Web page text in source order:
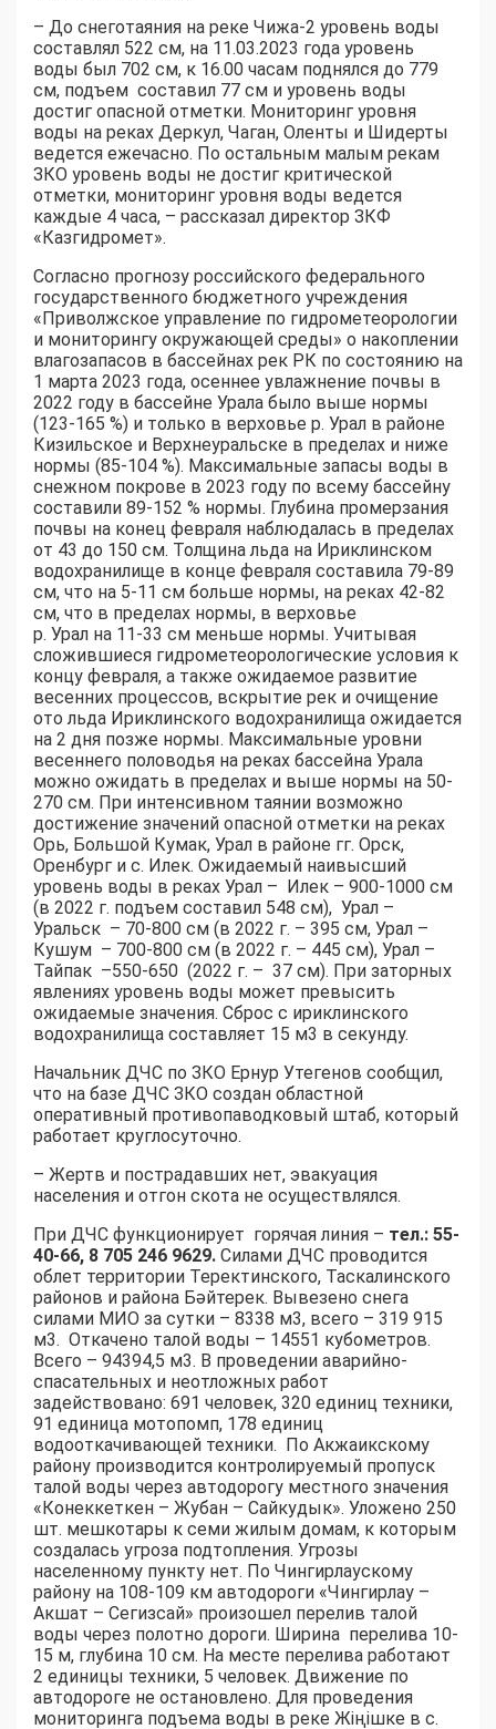
– До снеготаяния на реке Чижа-2 уровень воды
составлял 522 см, на 11.03.2023 года уровень
воды был 702 см, к 16.00 часам поднялся до 779
см, подъем составил 77 см и уровень воды
достиг опасной отметки. Мониторинг уровня
воды на реках Деркул, Чаган, Оленты и Шидерты
ведется ежечасно. По остальным малым рекам
ЗКО уровень воды не достиг критической
отметки, мониторинг уровня воды ведется
каждые 4 часа, – рассказал директор ЗКФ
«Казгидромет».
Согласно прогнозу российского федерального
государственного бюджетного учреждения
«Приволжское управление по гидрометеорологии
и мониторингу окружающей среды» о накоплении
влагозапасов в бассейнах рек РК по состоянию на
1 марта 2023 года, осеннее увлажнение почвы в
2022 году в бассейне Урала было выше нормы
(123-165 %) и только в верховье р. Урал в районе
Кизильское и Верхнеуральске в пределах и ниже
нормы (85-104 %). Максимальные запасы воды в
снежном покрове в 2023 году по всему бассейну
составили 89-152 % нормы. Глубина промерзания
почвы на конец февраля наблюдалась в пределах
от 43 до 150 см. Толщина льда на Ириклинском
водохранилище в конце февраля составила 79-89
см, что на 5-11 см больше нормы, на реках 42-82
см, что в пределах нормы, в верховье
р. Урал на 11-33 см меньше нормы. Учитывая
сложившиеся гидрометеорологические условия к
концу февраля, а также ожидаемое развитие
весенних процессов, вскрытие рек и очищение
ото льда Ириклинского водохранилища ожидается
на 2 дня позже нормы. Максимальные уровни
весеннего половодья на реках бассейна Урала
можно ожидать в пределах и выше нормы на 50-
270 см. При интенсивном таянии возможно
достижение значений опасной отметки на реках
Орь, Большой Кумак, Урал в районе гг. Орск,
Оренбург и с. Илек. Ожидаемый наивысший
уровень воды в реках Урал – Илек – 900-1000 см
(в 2022 г. подъем составил 548 см), Урал –
Уральск – 70-800 см (в 2022 г. – 395 см, Урал –
Кушум – 700-800 см (в 2022 г. – 445 см), Урал –
Тайпак –550-650 (2022 г. – 37 см). При заторных
явлениях уровень воды может превысить
ожидаемые значения. Сброс с ириклинского
водохранилища составляет 15 м3 в секунду.
Начальник ДЧС по ЗКО Ернур Утегенов сообщил,
что на базе ДЧС ЗКО создан областной
оперативный противопаводковый штаб, который
работает круглосуточно.
– Жертв и пострадавших нет, эвакуация
населения и отгон скота не осуществлялся.
При ДЧС функционирует горячая линия – тел.: 55-
40-66, 8 705 246 9629. Силами ДЧС проводится
облет территории Теректинского, Таскалинского
районов и района Бәйтерек. Вывезено снега
силами МИО за сутки – 8338 м3, всего – 319 915
м3. Откачено талой воды – 14551 кубометров.
Всего – 94394,5 м3. В проведении аварийно-
спасательных и неотложных работ
задействовано: 691 человек, 320 единиц техники,
91 единица мотопомп, 178 единиц
водооткачивающей техники. По Акжаикскому
району производится контролируемый пропуск
талой воды через автодорогу местного значения
«Конеккеткен – Жубан – Сайкудык». Уложено 250
шт. мешкотары к семи жилым домам, к которым
создалась угроза подтопления. Угрозы
населенному пункту нет. По Чингирлаускому
району на 108-109 км автодороги «Чингирлау –
Акшат – Сегизсай» произошел перелив талой
воды через полотно дороги. Ширина перелива 10-
15 м, глубина 10 см. На месте перелива работают
2 единицы техники, 5 человек. Движение по
автодороге не остановлено. Для проведения
мониторинга подъема воды в реке Жіңішке в с.